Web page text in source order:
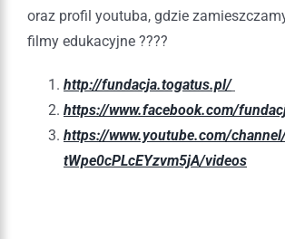
oraz profil youtuba, gdzie
filmy edukacyjne ????
http://fundacja.togatus.pl/
https://www.facebook.com/
https://www.youtube.com/
tWpe0cPLcEYzvm5jA/videos